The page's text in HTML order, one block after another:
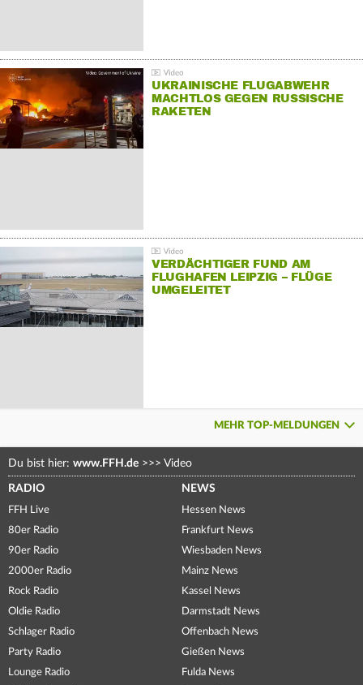
UKRAINISCHE FLUGABWEHR
MACHTLOS GEGEN RUSSISCHE
RAKETEN
VERDÄCHTIGER FUND AM
FLUGHAFEN LEIPZIG – FLÜGE
UMGELEITET
MEHR TOP-MELDUNGEN
Du bist hier: www.FFH.de >>> Video
RADIO
FFH Live
80er Radio
90er Radio
2000er Radio
Rock Radio
Oldie Radio
Schlager Radio
Party Radio
Lounge Radio
NEWS
Hessen News
Frankfurt News
Wiesbaden News
Mainz News
Kassel News
Darmstadt News
Offenbach News
Gießen News
Fulda News